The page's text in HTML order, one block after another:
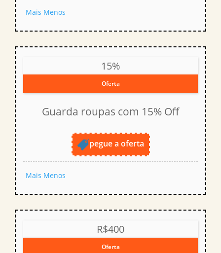
Mais Menos
15%
Oferta
Guarda roupas com 15% Off
pegue a oferta
Mais Menos
R$400
Oferta